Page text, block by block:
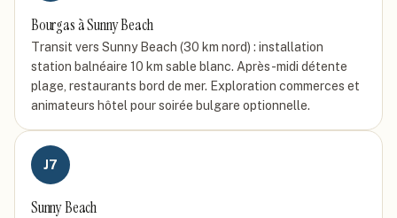
Bourgas à Sunny Beach
Transit vers Sunny Beach (30 km nord) : installation
station balnéaire 10 km sable blanc. Après-midi détente
plage, restaurants bord de mer. Exploration commerces et
animateurs hôtel pour soirée bulgare optionnelle.
J7
Sunny Beach